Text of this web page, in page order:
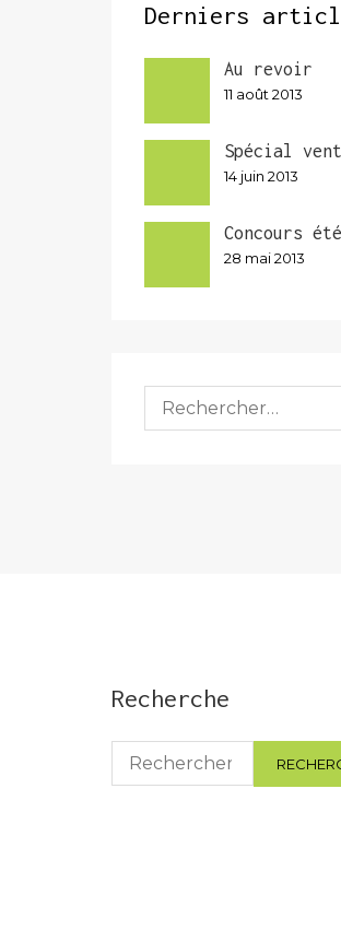
Derniers
Au revoir
11 août 2013
Spécial
14 juin 2013
Concours
28 mai 2013
Rechercher :
Recherche
Rechercher :